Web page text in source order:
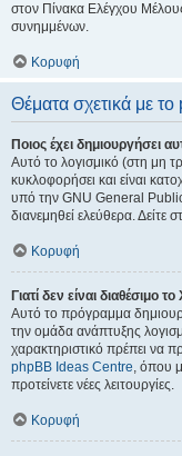
στον Πίνακα Ελέγχου
συνημμένων.
Κορυφή
Θέματα σχετικά με
Ποιος έχει δημιουργήσει
Αυτό το λογισμικό (στη μη
κυκλοφορήσει και είναι
υπό την GNU General
διανεμηθεί ελεύθερα. Δείτε
Κορυφή
Γιατί δεν είναι διαθέσιμο
Αυτό το πρόγραμμα
την ομάδα ανάπτυξης
χαρακτηριστικό πρέπει να
phpBB Ideas Centre, όπου
προτείνετε νέες λειτουργίες.
Κορυφή